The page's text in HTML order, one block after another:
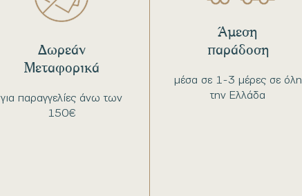
για παραγγελίες άνω των
150€
Δωρεάν
Μεταφορικά
μέσα σε 1-3 μέρες σε όλη
την Ελλάδα
Άμεση
παράδοση